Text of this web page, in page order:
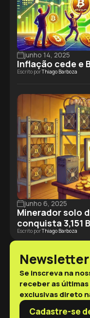
junho 14, 2025
Inflação cede e
Escrito porThiago Barboza
junho 6, 2025
Minerador solo
conquista 3,151
Escrito porThiago Barboza
Newsletter
Se inscreva na
receber as
exclusivas direto
Cadastre-se